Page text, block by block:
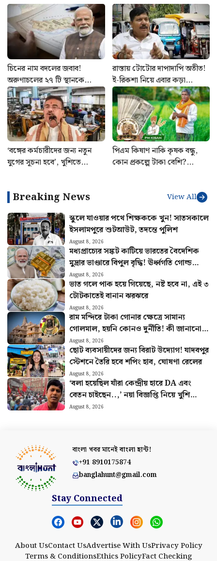
চিনের নাম বদলের জবাব!
অরুণাচলের ২৭ টি স্থানকে
সরকারি মানচিত্রে অন্তর্ভুক্ত করল
ভারত
রাস্তায় টোটোর দাপাদাপি অতীত!
ই-রিকশা নিয়ে এবার কড়া
পদক্ষেপ পরিবহণ দফতরের
‘বঙ্গের কর্মচারীদের জন্য নতুন
যুগের সূচনা হবে’, খুশিতে
পিএম কিষাণ নাকি কৃষক বন্ধু,
কোন প্রকল্পে টাকা বেশি?
Breaking News View All
স্কুলে যাওয়ার পথে শিক্ষককে খুন! সাতসকালে
ইসলামপুরে শুটআউট, তদন্তে পুলিশ
August 8, 2026
মধ্যপ্রাচ্যের সঙ্কট কাটিয়ে ভারতের বৈদেশিক
মুদ্রার ভাণ্ডারে বিপুল বৃদ্ধি! ঊর্ধ্বগতি গোল্ড
রিজার্ভেও
August 8, 2026
ভাত গলে পাক হয়ে গিয়েছে, নষ্ট হবে না, এই ৩
টোটকাতেই বানান ঝরঝরে
August 8, 2026
রাম মন্দিরে টাকা গোনার ক্ষেত্রে সামান্য
গোলমাল, হয়নি কোনও দুর্নীতি! কী জানানো
হল অডিট রিপোর্টে?
August 8, 2026
ছোট ব্যবসায়ীদের জন্য বিরাট উদ্যোগ! যাদবপুর
স্টেশনে তৈরি হবে শপিং হাব, ঘোষণা রেলের
August 8, 2026
‘বলা হয়েছিল যাঁরা কেন্দ্রীয় হারে DA এবং
বেতন চাইছেন..,’ নয়া বিজ্ঞপ্তি নিয়ে খুশি
সংগ্রামী যৌথ মঞ্চ
August 8, 2026
বাংলা খবর মানেইবাংলা হান্ট!
+91 8910175874
banglahunt@gmail.com
Stay Connected
About UsContact UsAdvertise With UsPrivacy Policy
Terms & ConditionsEthics PolicyFact Checking